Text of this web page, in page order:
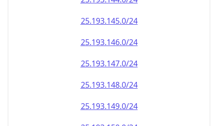
25.193.145.0/24
25.193.146.0/24
25.193.147.0/24
25.193.148.0/24
25.193.149.0/24
25.193.150.0/24